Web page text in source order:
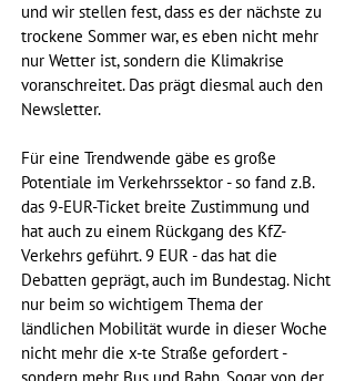
und wir stellen fest, dass es der nächste zu
trockene Sommer war, es eben nicht mehr
nur Wetter ist, sondern die Klimakrise
voranschreitet. Das prägt diesmal auch den
Newsletter.
Für eine Trendwende gäbe es große
Potentiale im Verkehrssektor - so fand z.B.
das 9-EUR-Ticket breite Zustimmung und
hat auch zu einem Rückgang des KfZ-
Verkehrs geführt. 9 EUR - das hat die
Debatten geprägt, auch im Bundestag. Nicht
nur beim so wichtigem Thema der
ländlichen Mobilität wurde in dieser Woche
nicht mehr die x-te Straße gefordert -